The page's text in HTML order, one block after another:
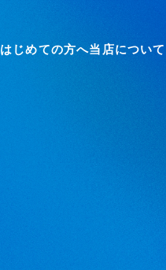
はじめての方へ当店について